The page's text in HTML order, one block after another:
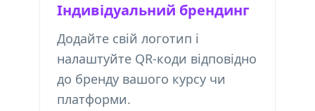
Індивідуальний брендинг
Додайте свій логотип і
налаштуйте QR-коди відповідно
до бренду вашого курсу чи
платформи.